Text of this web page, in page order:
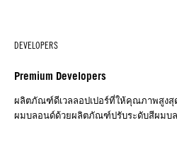
DEVELOPERS
Premium Developers
ผลิตภัณฑ์ดีเวลลอปเปอร์ที่ให้คุณภาพสูงสุ
ผมบลอนด์ด้วยผลิตภัณฑ์ปรับระดับสีผมบ